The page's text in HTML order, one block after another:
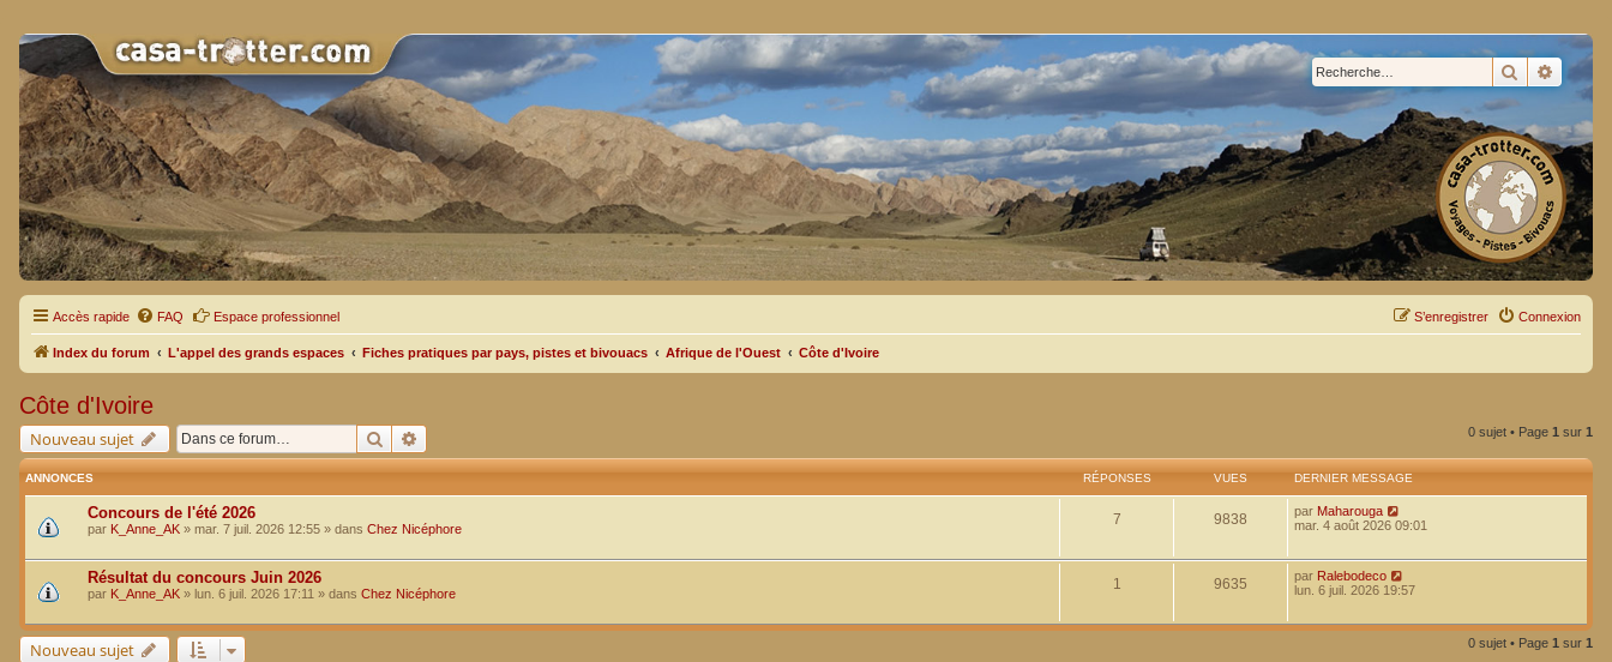
Rechercher
Accès rapide FAQ Espace professionnel Connexion
S’enregistrer
Index du forum L'appel des grands espaces Fiches pratiques par pays, pistes et bivouacs Afrique de l'Ouest Côte d'Ivoire
Côte d'Ivoire
Nouveau sujet Rechercher 0 sujet • Page 1 sur 1
ANNONCES RÉPONSES VUES DERNIER MESSAGE
Concours de l'été 2026
par K_Anne_AK » mar. 7 juil. 2026 12:55 » dans Chez Nicéphore
7 9838 par Maharouga
mar. 4 août 2026 09:01
Résultat du concours Juin 2026
par K_Anne_AK » lun. 6 juil. 2026 17:11 » dans Chez Nicéphore
1 9635 par Ralebodeco
lun. 6 juil. 2026 19:57
Nouveau sujet 0 sujet • Page 1 sur 1